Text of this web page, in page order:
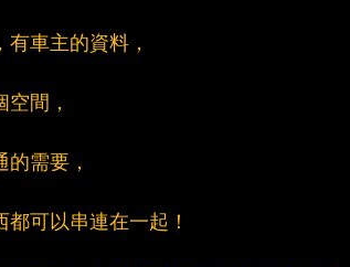
車主的資料，
間，
需要，
可以串連在一起！